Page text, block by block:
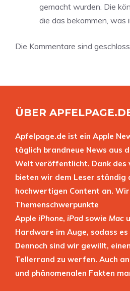
gemacht wurden. Die
die das bekommen, was
Die Kommentare sind
ÜBER
Apfelpage.de ist ein Apple
täglich brandneue News aus
Welt veröffentlicht. Dank des
bieten wir dem Leser ständig
hochwertigen Content an.
Themenschwerpunkte
Apple iPhone, iPad sowie Mac
Hardware im Auge, sodass
Dennoch sind wir gewillt,
Tellerrand zu werfen. Auch
und phänomenalen Fakten